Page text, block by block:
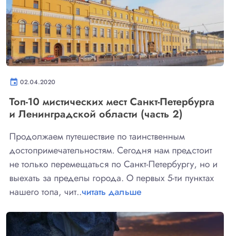
event 02.04.2020
Топ-10 мистических мест Санкт-Петербурга
и Ленинградской области (часть 2)
Продолжаем путешествие по таинственным
достопримечательностям. Сегодня нам предстоит
не только перемещаться по Санкт-Петербургу, но и
выехать за пределы города. О первых 5-ти пунктах
нашего топа, чит..читать дальше